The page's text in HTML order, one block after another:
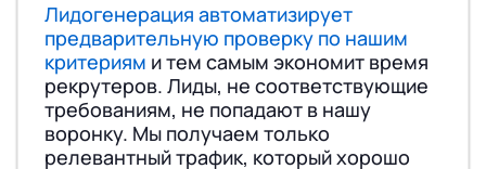
Лидогенерация автоматизирует
предварительную проверку по нашим
критериям и тем самым экономит время
рекрутеров. Лиды, не соответствующие
требованиям, не попадают в нашу
воронку. Мы получаем только
релевантный трафик, который хорошо